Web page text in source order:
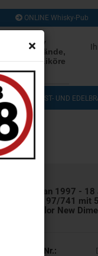
ONLINE Whisky-Pub
Whisky
Edelbrände,
Cognac, Liköre
mehr
OBST- UND
(3)
(8)
Arran 1997 -
No. 97/741 mit
Tay­lor New
Art.Nr.: